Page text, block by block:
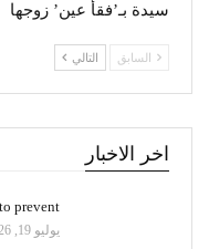
سيدة بـ’فقأ عين’ زوجها
السابق التالي
اخر الاخبار
prevent…
يوليو 19, 2026